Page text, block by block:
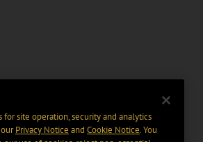
for site operation, security and analytics
ourPrivacy Notice and Cookie Notice. You